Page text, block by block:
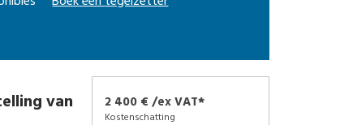
van 2 400 € /ex VAT*
Kostenschatting